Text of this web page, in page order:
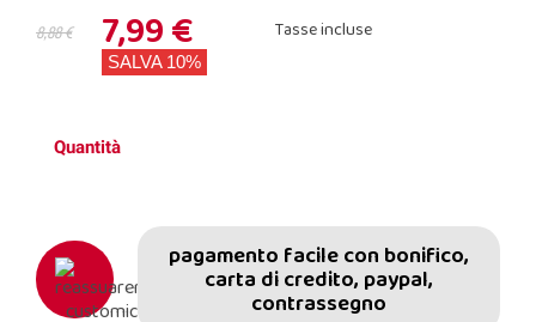
8,88 € 7,99 €
SALVA 10%
Tasse incluse
Quantità
pagamento facile con bonifico,
carta di credito, paypal,
contrassegno